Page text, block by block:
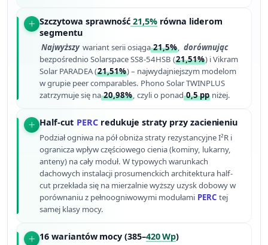
Szczytowa sprawność 21,5%równa liderom
segmentu
Najwyższy wariant serii osiąga21,5%, dorównując
bezpośrednio Solarspace SS8-54HSB (21,51%) i Vikram
Solar PARADEA (21,51%) – najwydajniejszym modelom
w grupie peer comparables. Phono Solar TWINPLUS
zatrzymuje się na20,98%, czyli o ponad0,5 pp niżej.
Half-cut PERC redukuje straty przy zacienieniu
Podział ogniwa na pół obniża straty rezystancyjne I²R i
ogranicza wpływ częściowego cienia (kominy, lukarny,
anteny) na cały moduł. W typowych warunkach
dachowych instalacji prosumenckich architektura half-
cut przekłada się na mierzalnie wyższy uzysk dobowy w
porównaniu z pełnoogniwowymi modułami PERC tej
samej klasy mocy.
16 wariantów mocy (385–420 Wp)